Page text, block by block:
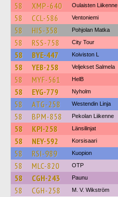
58 XMP-640 Oulaisten Liikenne
58 CCL-586 Ventoniemi
58 HIS-358 Pohjolan Matka
58 RSS-758 City Tour
58 BYE-447 Koiviston L
58 YEB-258 Veljekset Salmela
58 MYF-561 HelB
58 EYG-779 Nyholm
58 ATG-258 Westendin Linja
58 BPM-858 Pekolan Liikenne
58 KPI-258 Länsilinjat
58 NEY-592 Korsisaari
58 RSI-989 Kuopion
58 MLC-820 OTP
58 CGH-243 Paunu
58 CGH-258 M. V. Wikström